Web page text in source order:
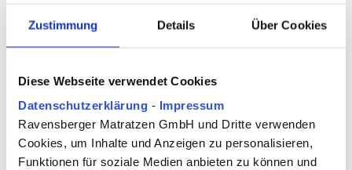
Zustimmung Details Über Cookies
Diese Webseite verwendet Cookies
Datenschutzerklärung - Impressum
Ravensberger Matratzen GmbH und Dritte verwenden
Cookies, um Inhalte und Anzeigen zu personalisieren,
Funktionen für soziale Medien anbieten zu können und
Ruhe legen. Nur so geben Sie Ihrem Körper
die Möglichkeit, sich an die neue
Wann sollte man